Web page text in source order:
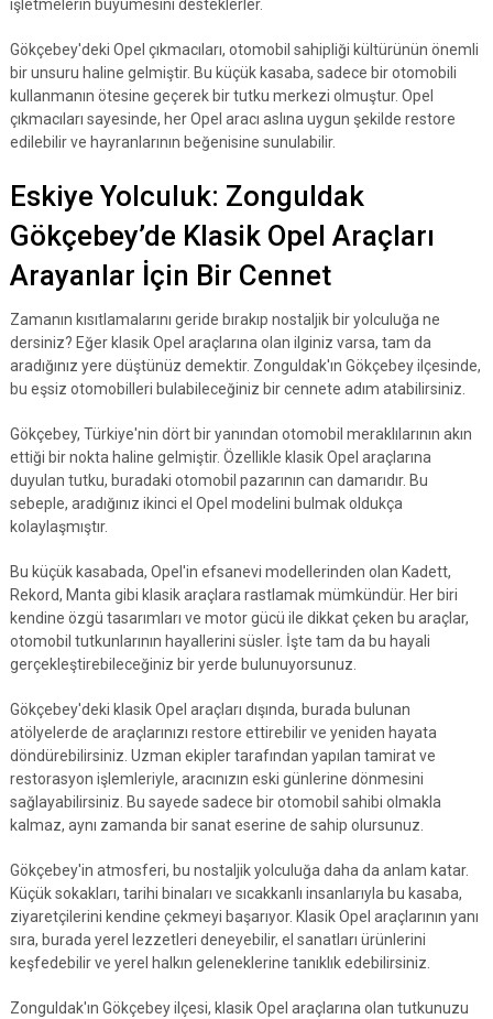
işletmelerin büyümesini desteklerler.
Gökçebey'deki Opel çıkmacıları, otomobil sahipliği kültürünün önemli
bir unsuru haline gelmiştir. Bu küçük kasaba, sadece bir otomobili
kullanmanın ötesine geçerek bir tutku merkezi olmuştur. Opel
çıkmacıları sayesinde, her Opel aracı aslına uygun şekilde restore
edilebilir ve hayranlarının beğenisine sunulabilir.
Eskiye Yolculuk: Zonguldak
Gökçebey’de Klasik Opel Araçları
Arayanlar İçin Bir Cennet
Zamanın kısıtlamalarını geride bırakıp nostaljik bir yolculuğa ne
dersiniz? Eğer klasik Opel araçlarına olan ilginiz varsa, tam da
aradığınız yere düştünüz demektir. Zonguldak'ın Gökçebey ilçesinde,
bu eşsiz otomobilleri bulabileceğiniz bir cennete adım atabilirsiniz.
Gökçebey, Türkiye'nin dört bir yanından otomobil meraklılarının akın
ettiği bir nokta haline gelmiştir. Özellikle klasik Opel araçlarına
duyulan tutku, buradaki otomobil pazarının can damarıdır. Bu
sebeple, aradığınız ikinci el Opel modelini bulmak oldukça
kolaylaşmıştır.
Bu küçük kasabada, Opel'in efsanevi modellerinden olan Kadett,
Rekord, Manta gibi klasik araçlara rastlamak mümkündür. Her biri
kendine özgü tasarımları ve motor gücü ile dikkat çeken bu araçlar,
otomobil tutkunlarının hayallerini süsler. İşte tam da bu hayali
gerçekleştirebileceğiniz bir yerde bulunuyorsunuz.
Gökçebey'deki klasik Opel araçları dışında, burada bulunan
atölyelerde de araçlarınızı restore ettirebilir ve yeniden hayata
döndürebilirsiniz. Uzman ekipler tarafından yapılan tamirat ve
restorasyon işlemleriyle, aracınızın eski günlerine dönmesini
sağlayabilirsiniz. Bu sayede sadece bir otomobil sahibi olmakla
kalmaz, aynı zamanda bir sanat eserine de sahip olursunuz.
Gökçebey'in atmosferi, bu nostaljik yolculuğa daha da anlam katar.
Küçük sokakları, tarihi binaları ve sıcakkanlı insanlarıyla bu kasaba,
ziyaretçilerini kendine çekmeyi başarıyor. Klasik Opel araçlarının yanı
sıra, burada yerel lezzetleri deneyebilir, el sanatları ürünlerini
keşfedebilir ve yerel halkın geleneklerine tanıklık edebilirsiniz.
Zonguldak'ın Gökçebey ilçesi, klasik Opel araçlarına olan tutkunuzu